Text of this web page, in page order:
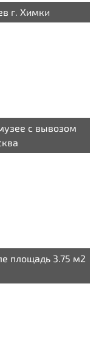
г. Химки
с вывозом
площадь 3.75 м2